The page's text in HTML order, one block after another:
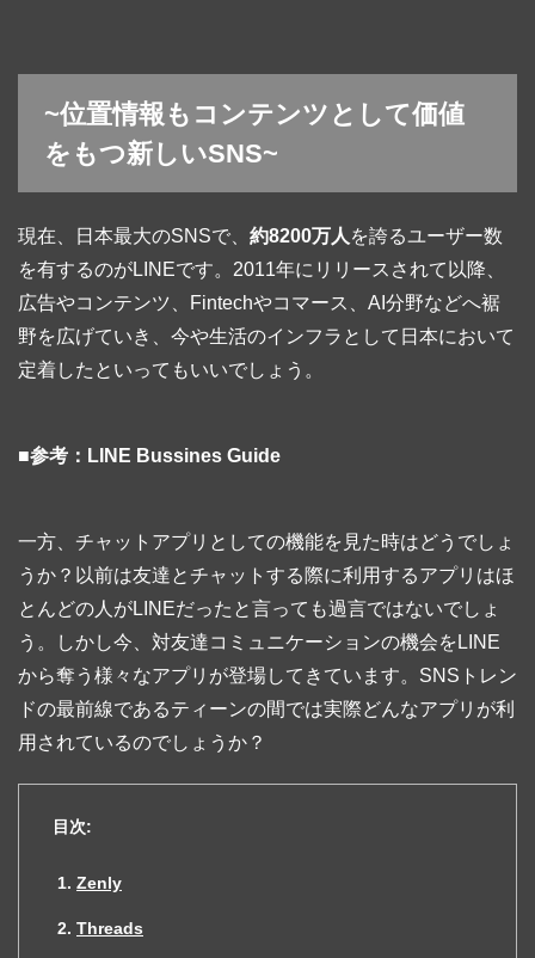
~位置情報もコンテンツとして価値
をもつ新しいSNS~
現在、日本最大のSNSで、 約8200万人 を誇るユーザー数
を有するのがLINEです。2011年にリリースされて以降、
広告やコンテンツ、Fintechやコマース、AI分野などへ裾
野を広げていき、今や生活のインフラとして日本において
定着したといってもいいでしょう。
■参考：LINE Bussines Guide
一方、チャットアプリとしての機能を見た時はどうでしょ
うか？以前は友達とチャットする際に利用するアプリはほ
とんどの人がLINEだったと言っても過言ではないでしょ
う。しかし今、対友達コミュニケーションの機会をLINE
から奪う様々なアプリが登場してきています。SNSトレン
ドの最前線であるティーンの間では実際どんなアプリが利
用されているのでしょうか？
目次:
Zenly
Threads